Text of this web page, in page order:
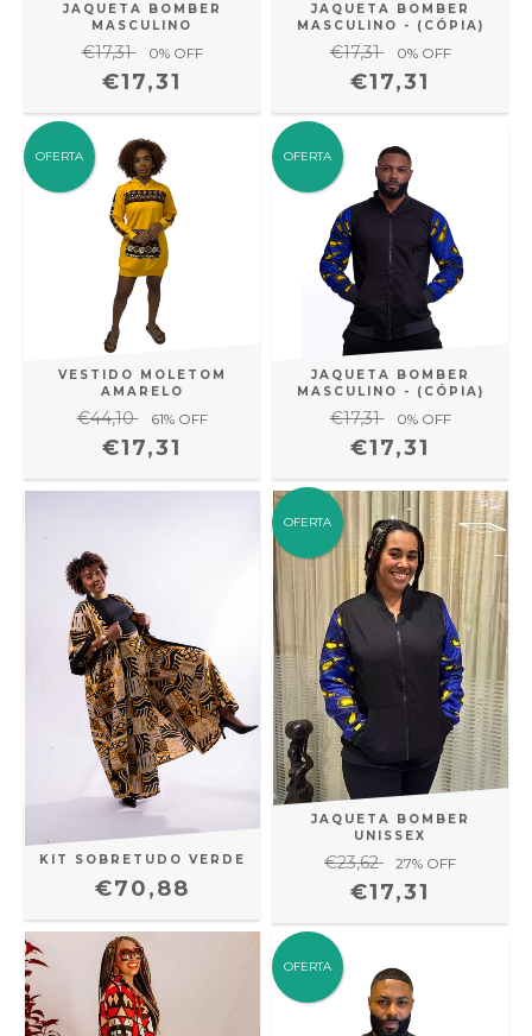
JAQUETA BOMBER
MASCULINO
€17,31 0% OFF
€17,31
JAQUETA BOMBER
MASCULINO - (CÓPIA)
€17,31 0% OFF
€17,31
OFERTA
VESTIDO MOLETOM
AMARELO
€44,10 61% OFF
€17,31
OFERTA
JAQUETA BOMBER
MASCULINO - (CÓPIA)
€17,31 0% OFF
€17,31
KIT SOBRETUDO VERDE
€70,88
OFERTA
JAQUETA BOMBER
UNISSEX
€23,62 27% OFF
€17,31
OFERTA